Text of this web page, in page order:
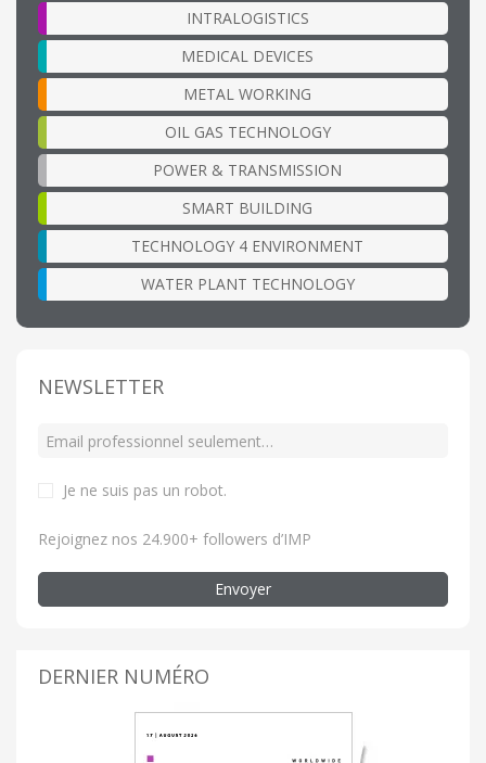
INTRALOGISTICS
MEDICAL DEVICES
METAL WORKING
OIL GAS TECHNOLOGY
POWER & TRANSMISSION
SMART BUILDING
TECHNOLOGY 4 ENVIRONMENT
WATER PLANT TECHNOLOGY
NEWSLETTER
Je ne suis pas un robot.
Rejoignez nos 24.900+ followers d’IMP
Envoyer
DERNIER NUMÉRO